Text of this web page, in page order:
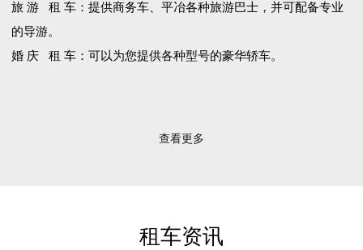
旅 游 租 车：提供商务车、平冶各种旅游巴士，并可配备专业
的导游。
婚 庆 租 车：可以为您提供各种型号的豪华轿车。
查看更多
租车资讯